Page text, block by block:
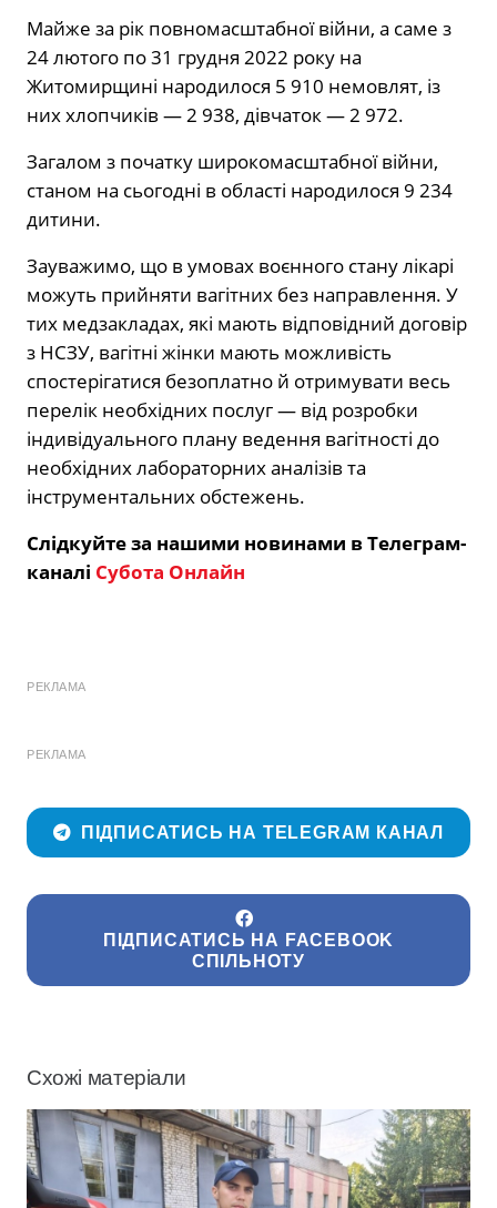
Майже за рік повномасштабної війни, а саме з
24 лютого по 31 грудня 2022 року на
Житомирщині народилося 5 910 немовлят, із
них хлопчиків — 2 938, дівчаток — 2 972.
Загалом з початку широкомасштабної війни,
станом на сьогодні в області народилося 9 234
дитини.
Зауважимо, що в умовах воєнного стану лікарі
можуть прийняти вагітних без направлення. У
тих медзакладах, які мають відповідний договір
з НСЗУ, вагітні жінки мають можливість
спостерігатися безоплатно й отримувати весь
перелік необхідних послуг — від розробки
індивідуального плану ведення вагітності до
необхідних лабораторних аналізів та
інструментальних обстежень.
Слідкуйте за нашими новинами в Телеграм-
каналі Субота Онлайн
РЕКЛАМА
РЕКЛАМА
ПІДПИСАТИСЬ НА TELEGRAM КАНАЛ
ПІДПИСАТИСЬ НА FACEBOOK
СПІЛЬНОТУ
Схожі матеріали